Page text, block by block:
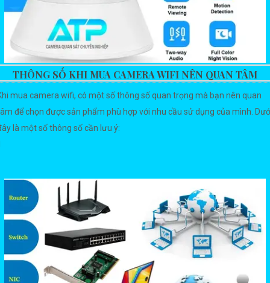
THÔNG SỐ KHI MUA CAMERA WIFI NÊN QUAN TÂM
mua camera wifi, có một số thông số quan trọng mà bạn nên quan
để chọn được sản phẩm phù hợp với nhu cầu sử dụng của mình.
là một số thông số cần lưu ý: